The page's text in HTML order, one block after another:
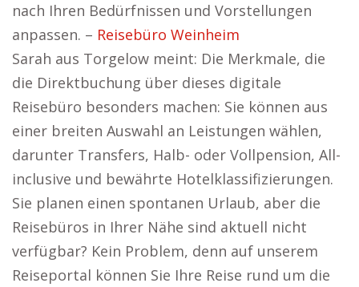
nach Ihren Bedürfnissen und Vorstellungen
anpassen. – Reisebüro Weinheim
Sarah aus Torgelow meint: Die Merkmale, die
die Direktbuchung über dieses digitale
Reisebüro besonders machen: Sie können aus
einer breiten Auswahl an Leistungen wählen,
darunter Transfers, Halb- oder Vollpension, All-
inclusive und bewährte Hotelklassifizierungen.
Sie planen einen spontanen Urlaub, aber die
Reisebüros in Ihrer Nähe sind aktuell nicht
verfügbar? Kein Problem, denn auf unserem
Reiseportal können Sie Ihre Reise rund um die